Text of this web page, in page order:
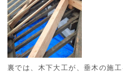
裏では、木下大工が、垂木の施工